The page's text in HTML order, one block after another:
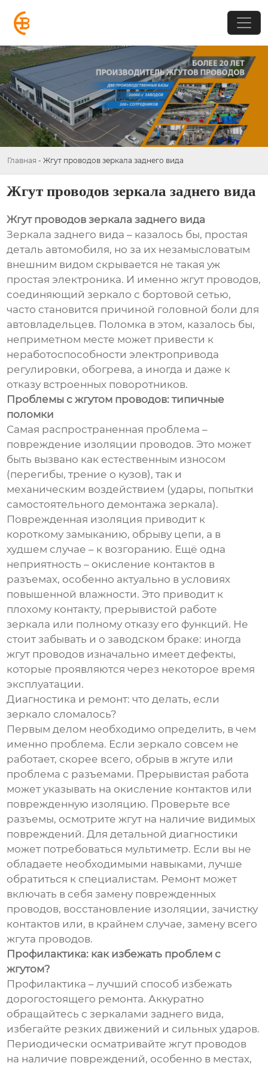
Главная - Жгут проводов зеркала заднего вида
Жгут проводов зеркала заднего вида
Жгут проводов зеркала заднего вида
Зеркала заднего вида – казалось бы, простая
деталь автомобиля, но за их незамысловатым
внешним видом скрывается не такая уж
простая электроника. И именно жгут проводов,
соединяющий зеркало с бортовой сетью,
часто становится причиной головной боли для
автовладельцев. Поломка в этом, казалось бы,
неприметном месте может привести к
неработоспособности электропривода
регулировки, обогрева, а иногда и даже к
отказу встроенных поворотников.
Проблемы с жгутом проводов: типичные
поломки
Самая распространенная проблема –
повреждение изоляции проводов. Это может
быть вызвано как естественным износом
(перегибы, трение о кузов), так и
механическим воздействием (удары, попытки
самостоятельного демонтажа зеркала).
Поврежденная изоляция приводит к
короткому замыканию, обрыву цепи, а в
худшем случае – к возгоранию. Ещё одна
неприятность – окисление контактов в
разъемах, особенно актуально в условиях
повышенной влажности. Это приводит к
плохому контакту, прерывистой работе
зеркала или полному отказу его функций. Не
стоит забывать и о заводском браке: иногда
жгут проводов изначально имеет дефекты,
которые проявляются через некоторое время
эксплуатации.
Диагностика и ремонт: что делать, если
зеркало сломалось?
Первым делом необходимо определить, в чем
именно проблема. Если зеркало совсем не
работает, скорее всего, обрыв в жгуте или
проблема с разъемами. Прерывистая работа
может указывать на окисление контактов или
поврежденную изоляцию. Проверьте все
разъемы, осмотрите жгут на наличие видимых
повреждений. Для детальной диагностики
может потребоваться мультиметр. Если вы не
обладаете необходимыми навыками, лучше
обратиться к специалистам. Ремонт может
включать в себя замену поврежденных
проводов, восстановление изоляции, зачистку
контактов или, в крайнем случае, замену всего
жгута проводов.
Профилактика: как избежать проблем с
жгутом?
Профилактика – лучший способ избежать
дорогостоящего ремонта. Аккуратно
обращайтесь с зеркалами заднего вида,
избегайте резких движений и сильных ударов.
Периодически осматривайте жгут проводов
на наличие повреждений, особенно в местах,